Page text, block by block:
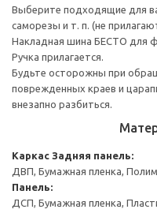
Выберите подходящие для
саморезы и т. п. (не
Накладная шина БЕСТО для
Ручка прилагается.
Будьте осторожны при
поврежденных краев и
внезапно разбиться.
Каркас Задняя панель:
ДВП, Бумажная пленка,
Панель:
ДСП, Бумажная пленка,